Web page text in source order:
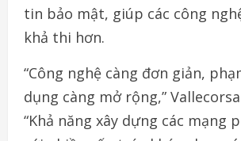
tin bảo mật, giúp các công
khả thi hơn.
“Công nghệ càng đơn giản,
dụng càng mở rộng,”
“Khả năng xây dựng các mạng